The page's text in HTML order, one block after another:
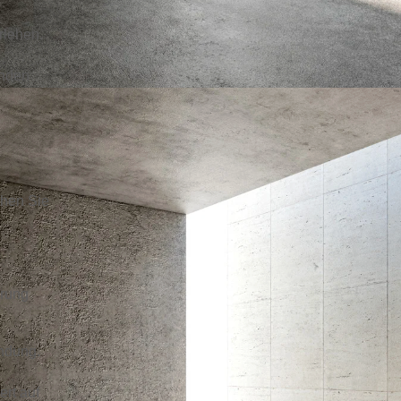
Sie
auf